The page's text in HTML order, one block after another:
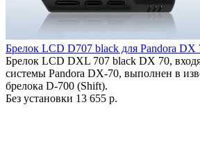
Брелок LCD D707 black для Pandora DX
Брелок LCD DXL 707 black DX 70,
системы Pandora DX-70, выполнен в
брелока D-700 (Shift).
Без установки 13 655 р.